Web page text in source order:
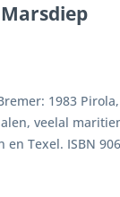
1983
veelal
Texel. ISBN